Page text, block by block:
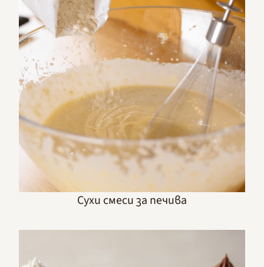
Сухи смеси за печива